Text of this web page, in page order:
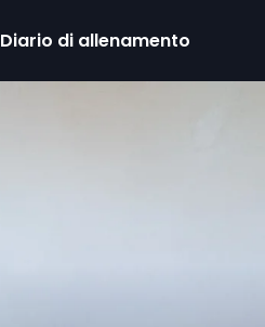
Diario di allenamento